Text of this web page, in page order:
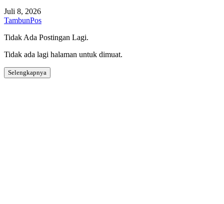
Juli 8, 2026
TambunPos
Tidak Ada Postingan Lagi.
Tidak ada lagi halaman untuk dimuat.
Selengkapnya